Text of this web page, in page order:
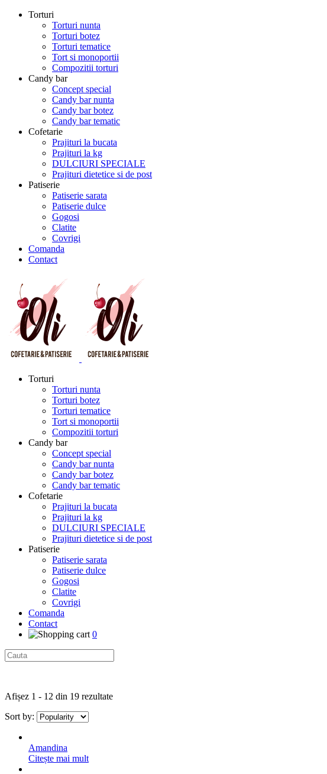
Torturi
Torturi nunta
Torturi botez
Torturi tematice
Tort si monoportii
Compozitii torturi
Candy bar
Concept special
Candy bar nunta
Candy bar botez
Candy bar tematic
Cofetarie
Prajituri la bucata
Prajituri la kg
DULCIURI SPECIALE
Prajituri dietetice si de post
Patiserie
Patiserie sarata
Patiserie dulce
Gogosi
Clatite
Covrigi
Comanda
Contact
Torturi
Torturi nunta
Torturi botez
Torturi tematice
Tort si monoportii
Compozitii torturi
Candy bar
Concept special
Candy bar nunta
Candy bar botez
Candy bar tematic
Cofetarie
Prajituri la bucata
Prajituri la kg
DULCIURI SPECIALE
Prajituri dietetice si de post
Patiserie
Patiserie sarata
Patiserie dulce
Gogosi
Clatite
Covrigi
Comanda
Contact
0
Afișez 1 - 12 din 19 rezultate
Sort by:
Amandina
Citește mai mult